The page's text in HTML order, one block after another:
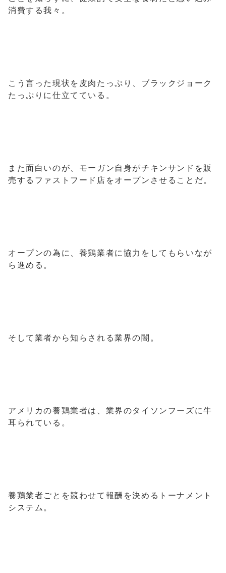
消費する我々。
こう言った現状を皮肉たっぷり、ブラックジョーク
たっぷりに仕立てている。
また面白いのが、モーガン自身がチキンサンドを販
売するファストフード店をオープンさせることだ。
オープンの為に、養鶏業者に協力をしてもらいなが
ら進める。
そして業者から知らされる業界の闇。
アメリカの養鶏業者は、業界のタイソンフーズに牛
耳られている。
養鶏業者ごとを競わせて報酬を決めるトーナメント
システム。